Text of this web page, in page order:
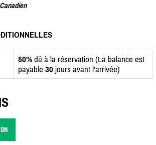
50% dû à la réservation (La balance est
payable 30 jours avant l'arrivée)